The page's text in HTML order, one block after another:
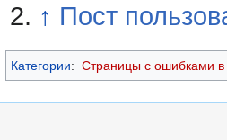
↑ Пост
Категории: Страницы с ошибками в